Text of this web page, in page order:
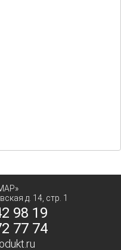
д. 14, стр. 1
98 19
77 74